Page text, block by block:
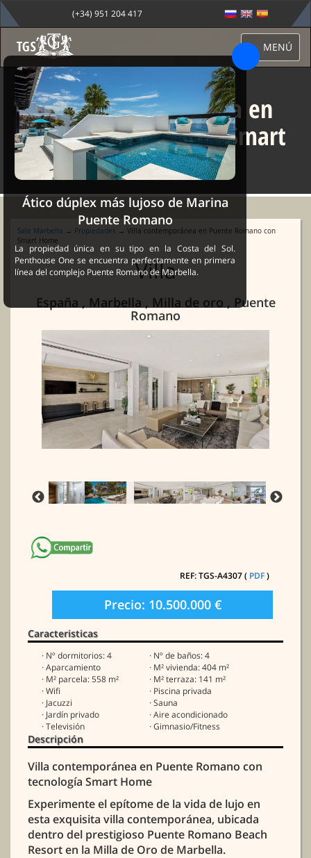
(+34) 951 204 417
MENÚ
Villa contemporánea en
Puente Romano con Smart
Home
Sale Marbella → Propiedades → Villa contemporánea en Puente Romano con
Smart Home
Villa
España , Marbella , Milla de oro , Puente
Romano
REF: TGS-A4307 ( PDF)
Precio: 10.500.000 €
Caracteristicas
· Nº dormitorios: 4
· Nº de baños: 4
· Aparcamiento
· M² vivienda: 404 m²
· M² parcela: 558 m²
· M² terraza: 141 m²
· Wifi
· Piscina privada
· Jacuzzi
· Sauna
· Jardín privado
· Aire acondicionado
· Televisión
· Gimnasio/Fitness
Descripción
Villa contemporánea en Puente Romano con
tecnología Smart Home
Experimente el epítome de la vida de lujo en
esta exquisita villa contemporánea, ubicada
dentro del prestigioso Puente Romano Beach
Resort en la Milla de Oro de Marbella.
Ático dúplex más lujoso de Marina
Puente Romano
La propiedad única en su tipo en la Costa del Sol.
Penthouse One se encuentra perfectamente en primera
línea del complejo Puente Romano de Marbella.